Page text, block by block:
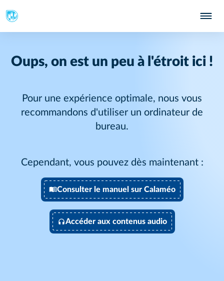
Oups, on est un peu à l'étroit ici !
Pour une expérience optimale, nous vous
recommandons d'utiliser un ordinateur de
bureau.
Cependant, vous pouvez dès maintenant :
Consulter le manuel sur Calaméo
Accéder aux contenus audio